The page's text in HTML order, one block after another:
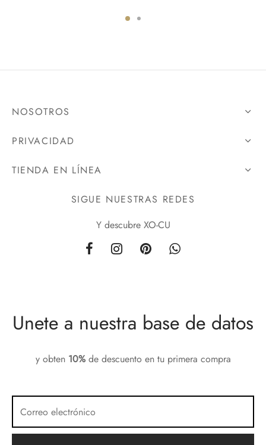
MXN
NOSOTROS
PRIVACIDAD
TIENDA EN LÍNEA
SIGUE NUESTRAS REDES
Y descubre XO-CU
Unete a nuestra base de datos
y obten 10%de descuento en tu primera compra